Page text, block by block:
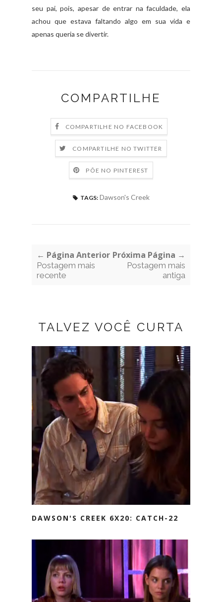
seu pai, pois, apesar de entrar na faculdade, ela
achou que estava faltando algo em sua vida e
apenas queria se divertir.
COMPARTILHE
COMPARTILHE NO FACEBOOK
COMPARTILHE NO TWITTER
PÕE NO PINTEREST
TAGS: Dawson's Creek
← Página Anterior
Postagem mais
recente
Próxima Página →
Postagem mais
antiga
TALVEZ VOCÊ CURTA
DAWSON'S CREEK 6X20: CATCH-22